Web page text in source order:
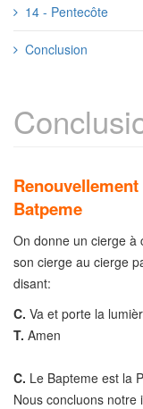
14 - Pentecôte
Conclusion
Batpeme
On donne un cierge à
son cierge au cierge
disant:
C. Va et porte la
T. Amen
C. Le Bapteme est la
Nous concluons